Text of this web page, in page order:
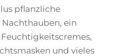
pflanzliche
ein
und vieles